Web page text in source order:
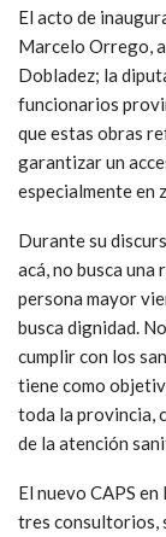
El acto de
Marcelo Orrego,
Dobladez; la
funcionarios
que estas obras
garantizar un
especialmente en
Durante su
acá, no busca una
persona mayor
busca dignidad.
cumplir con los
tiene como
toda la provincia,
de la atención
El nuevo CAPS
tres consultorios,